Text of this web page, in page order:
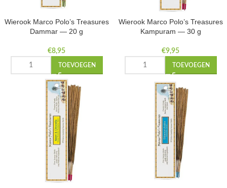
Wierook Marco Polo’s Treasures
Dammar — 20 g
€8,95
TOEVOEGEN
Wierook Marco Polo’s Treasures
Kampuram — 30 g
€9,95
TOEVOEGEN